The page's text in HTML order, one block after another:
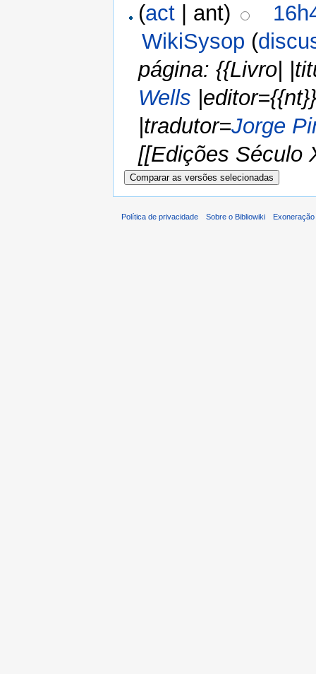
(act | ant)
WikiSysop (
página: {{Livro|
Wells
|tradutor=Jorge
[[Edições Século
Política de privacidade Sobre o Bibliowiki